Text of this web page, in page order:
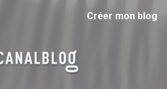
Créer mon blog